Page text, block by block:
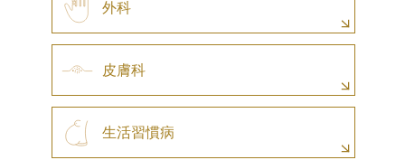
外科
皮膚科
生活習慣病